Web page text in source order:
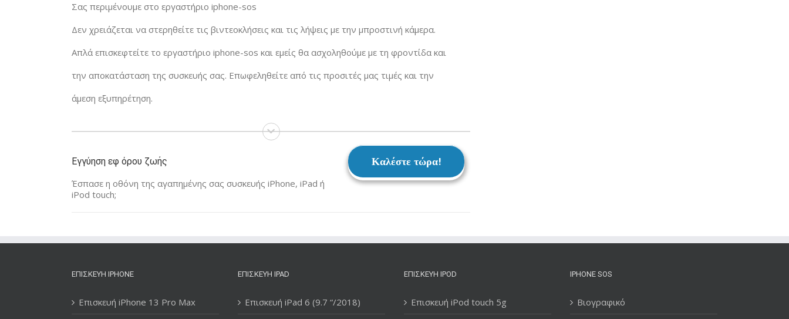
Σας περιμένουμε στο εργαστήριο iphone-sos
Δεν χρειάζεται να στερηθείτε τις βιντεοκλήσεις και τις λήψεις με την μπροστινή κάμερα.
Απλά επισκεφτείτε το εργαστήριο iphone-sos και εμείς θα ασχοληθούμε με τη φροντίδα και
την αποκατάσταση της συσκευής σας. Επωφεληθείτε από τις προσιτές μας τιμές και την
άμεση εξυπηρέτηση.
Εγγύηση εφ όρου ζωής
Έσπασε η οθόνη της αγαπημένης σας συσκευής iPhone, iPad ή
iPod touch;
Καλέστε τώρα!
ΕΠΙΣΚΕΥΉ IPHONE
Επισκευή iPhone 13 Pro Max
ΕΠΙΣΚΕΥΉ IPAD
Επισκευή iPad 6 (9.7 “/2018)
ΕΠΙΣΚΕΥΉ IPOD
Επισκευή iPod touch 5g
IPHONE SOS
Βιογραφικό